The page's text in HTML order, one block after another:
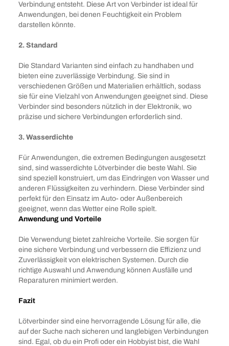
Verbindung entsteht. Diese Art von Verbinder ist ideal für
Anwendungen, bei denen Feuchtigkeit ein Problem
darstellen könnte.
2. Standard
Die Standard Varianten sind einfach zu handhaben und
bieten eine zuverlässige Verbindung. Sie sind in
verschiedenen Größen und Materialien erhältlich, sodass
sie für eine Vielzahl von Anwendungen geeignet sind. Diese
Verbinder sind besonders nützlich in der Elektronik, wo
präzise und sichere Verbindungen erforderlich sind.
3. Wasserdichte
Für Anwendungen, die extremen Bedingungen ausgesetzt
sind, sind wasserdichte Lötverbinder die beste Wahl. Sie
sind speziell konstruiert, um das Eindringen von Wasser und
anderen Flüssigkeiten zu verhindern. Diese Verbinder sind
perfekt für den Einsatz im Auto- oder Außenbereich
geeignet, wenn das Wetter eine Rolle spielt.
Anwendung und Vorteile
Die Verwendung bietet zahlreiche Vorteile. Sie sorgen für
eine sichere Verbindung und verbessern die Effizienz und
Zuverlässigkeit von elektrischen Systemen. Durch die
richtige Auswahl und Anwendung können Ausfälle und
Reparaturen minimiert werden.
Fazit
Lötverbinder sind eine hervorragende Lösung für alle, die
auf der Suche nach sicheren und langlebigen Verbindungen
sind. Egal, ob du ein Profi oder ein Hobbyist bist, die Wahl